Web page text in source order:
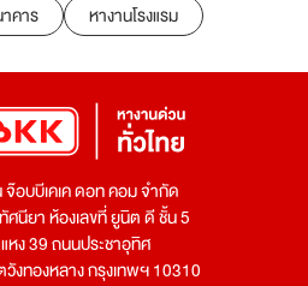
คาร หางานโรงแรม
อบบีเคเค ดอท คอม จำกัด
ศนียา ห้องเลขที่ ยูนิต ดี ชั้น 5
หง 39 ถนนประชาอุทิศ
วังทองหลาง กรุงเทพฯ 10310